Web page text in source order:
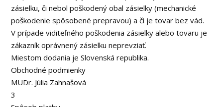
zásielku, či nebol poškodený obal zásielky (mechanické
poškodenie spôsobené prepravou) a či je tovar bez vád.
V prípade viditeľného poškodenia zásielky alebo tovaru je
zákazník oprávnený zásielku neprevziať.
Miestom dodania je Slovenská republika.
Obchodné podmienky
MUDr. Júlia Zahnašová
3